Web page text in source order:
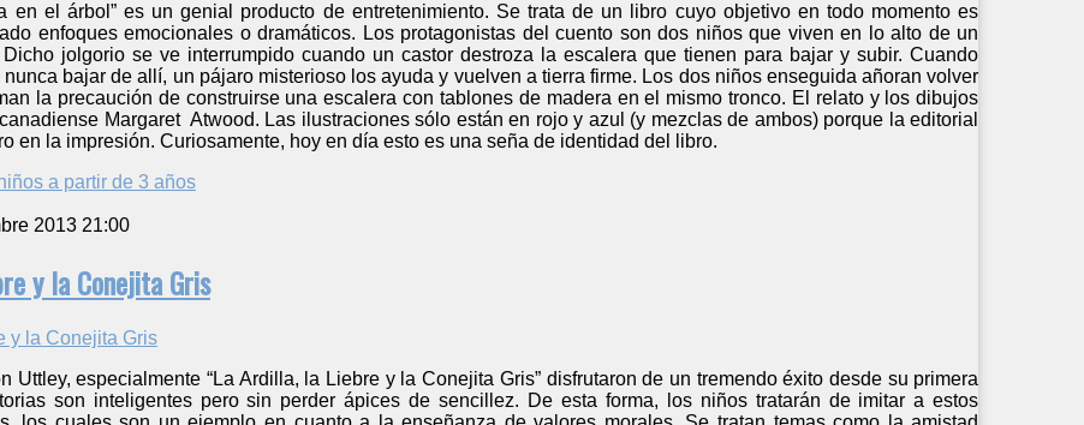
en el árbol” es un genial producto de entretenimiento. Se trata de un libro cuyo objetivo en todo momento es
enfoques emocionales o dramáticos. Los protagonistas del cuento son dos niños que viven en lo alto de un
jolgorio se ve interrumpido cuando un castor destroza la escalera que tienen para bajar y subir. Cuando
bajar de allí, un pájaro misterioso los ayuda y vuelven a tierra firme. Los dos niños enseguida añoran volver
la precaución de construirse una escalera con tablones de madera en el mismo tronco. El relato y los dibujos
Margaret Atwood. Las ilustraciones sólo están en rojo y azul (y mezclas de ambos) porque la editorial
en la impresión. Curiosamente, hoy en día esto es una seña de identidad del libro.
a partir de 3 años
2013 21:00
y la Conejita Gris
Uttley, especialmente “La Ardilla, la Liebre y la Conejita Gris” disfrutaron de un tremendo éxito desde su primera
son inteligentes pero sin perder ápices de sencillez. De esta forma, los niños tratarán de imitar a estos